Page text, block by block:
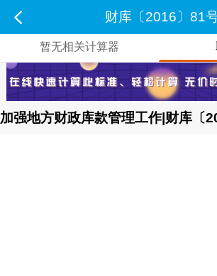
财库〔2016〕81
暂无相关计算器
加强地方财政库款管理工作|财库〔